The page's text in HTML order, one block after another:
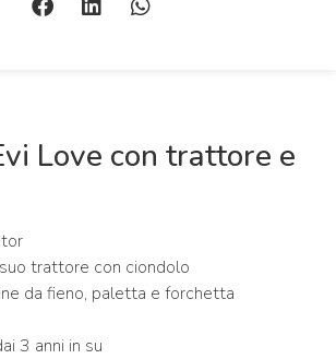
Love con trattore e
trattore con ciondolo
da fieno, paletta e forchetta
3 anni in su